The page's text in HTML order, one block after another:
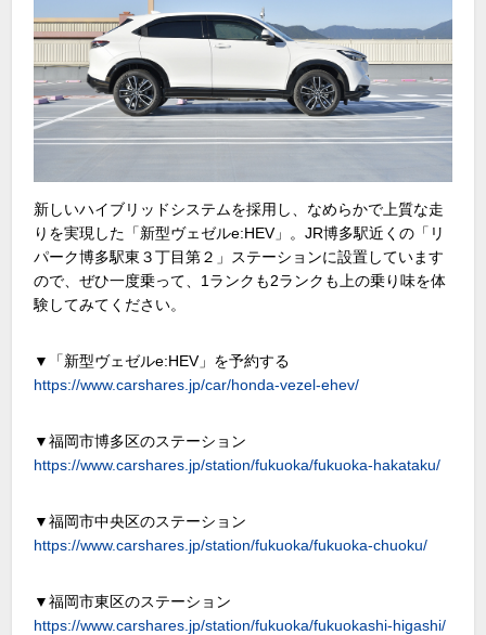
新しいハイブリッドシステムを採用し、なめらかで上質な走
りを実現した「新型ヴェゼルe:HEV」。JR博多駅近くの「リ
パーク博多駅東３丁目第２」ステーションに設置しています
ので、ぜひ一度乗って、1ランクも2ランクも上の乗り味を体
験してみてください。
▼「新型ヴェゼルe:HEV」を予約する
https://www.carshares.jp/car/honda-vezel-ehev/
▼福岡市博多区のステーション
https://www.carshares.jp/station/fukuoka/fukuoka-hakataku/
▼福岡市中央区のステーション
https://www.carshares.jp/station/fukuoka/fukuoka-chuoku/
▼福岡市東区のステーション
https://www.carshares.jp/station/fukuoka/fukuokashi-higashi/